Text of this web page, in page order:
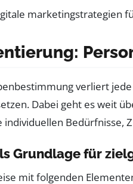
verliert
Dabei geht es weit
individuellen
Grundlage für
mit folgenden